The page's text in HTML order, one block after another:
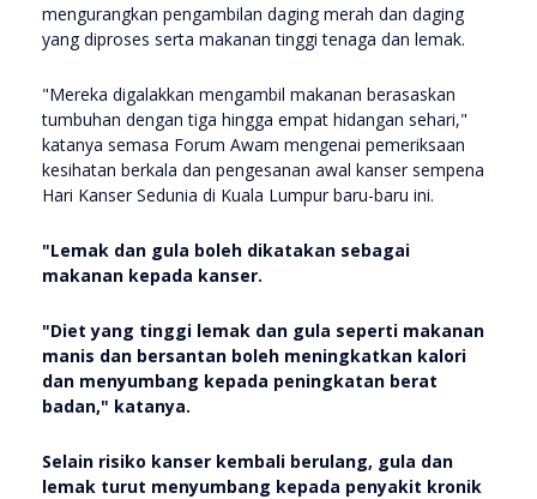
mengurangkan pengambilan daging merah dan daging
yang diproses serta makanan tinggi tenaga dan lemak.
"Mereka digalakkan mengambil makanan berasaskan
tumbuhan dengan tiga hingga empat hidangan sehari,"
katanya semasa Forum Awam mengenai pemeriksaan
kesihatan berkala dan pengesanan awal kanser sempena
Hari Kanser Sedunia di Kuala Lumpur baru-baru ini.
"Lemak dan gula boleh dikatakan sebagai
makanan kepada kanser.
"Diet yang tinggi lemak dan gula seperti makanan
manis dan bersantan boleh meningkatkan kalori
dan menyumbang kepada peningkatan berat
badan," katanya.
Selain risiko kanser kembali berulang, gula dan
lemak turut menyumbang kepada penyakit kronik